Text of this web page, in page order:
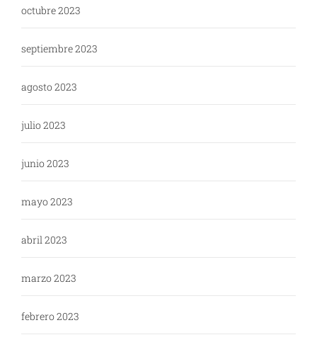
octubre 2023
septiembre 2023
agosto 2023
julio 2023
junio 2023
mayo 2023
abril 2023
marzo 2023
febrero 2023